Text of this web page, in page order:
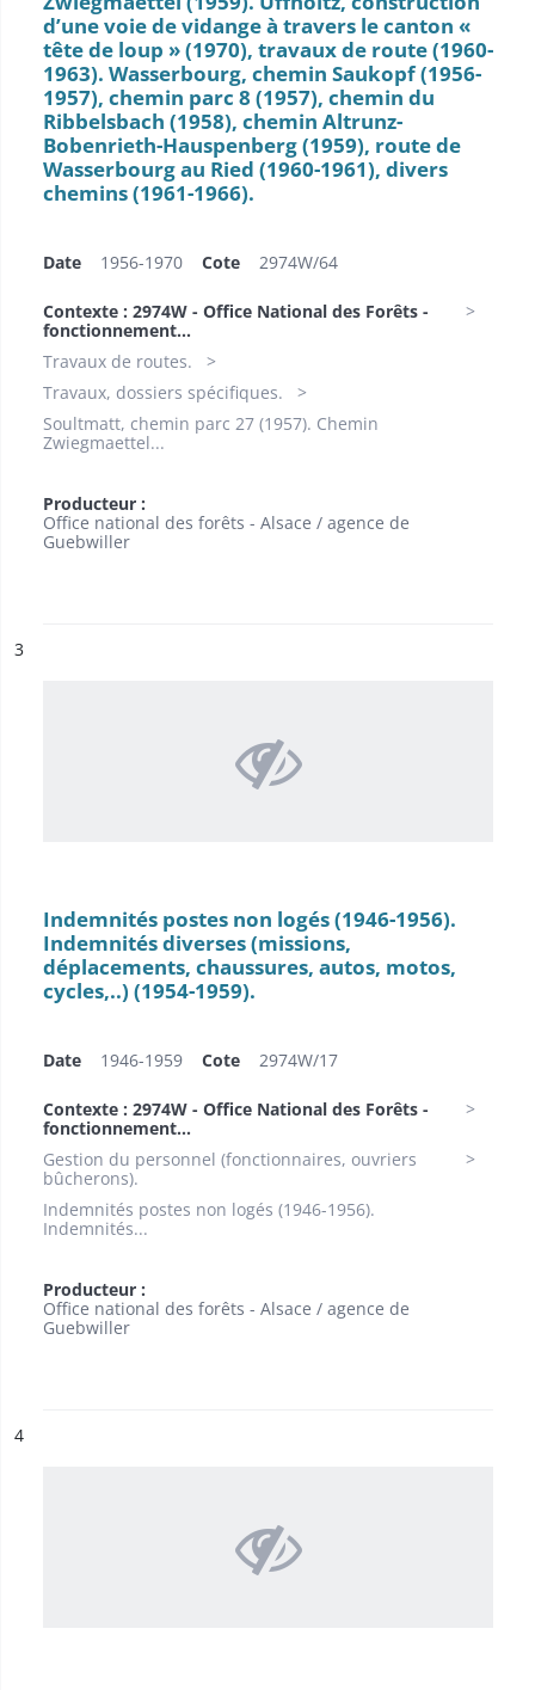
d’une voie de vidange à travers le canton «
tête de loup » (1970), travaux de route (1960-
1963). Wasserbourg, chemin Saukopf (1956-
1957), chemin parc 8 (1957), chemin du
Ribbelsbach (1958), chemin Altrunz-
Bobenrieth-Hauspenberg (1959), route de
Wasserbourg au Ried (1960-1961), divers
chemins (1961-1966).
Date 1956-1970 Cote 2974W/64
Contexte : 2974W - Office National des Forêts -
fonctionnement...
Travaux de routes.
Travaux, dossiers spécifiques.
Soultmatt, chemin parc 27 (1957). Chemin
Zwiegmaettel...
Producteur :
Office national des forêts - Alsace / agence de
Guebwiller
n°
3
Indemnités postes non logés (1946-1956).
Indemnités diverses (missions,
déplacements, chaussures, autos, motos,
cycles,..) (1954-1959).
Date 1946-1959 Cote 2974W/17
Contexte : 2974W - Office National des Forêts -
fonctionnement...
Gestion du personnel (fonctionnaires, ouvriers
bûcherons).
Indemnités postes non logés (1946-1956).
Indemnités...
Producteur :
Office national des forêts - Alsace / agence de
Guebwiller
n°
4